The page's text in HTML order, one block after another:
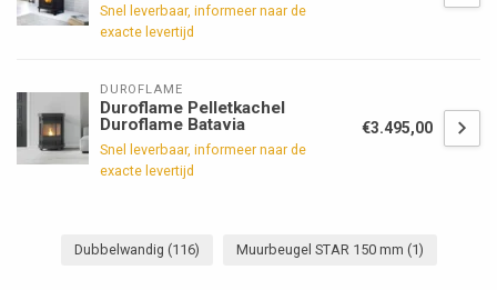
Snel leverbaar, informeer naar de
exacte levertijd
DUROFLAME
Duroflame Pelletkachel
Duroflame Batavia
Snel leverbaar, informeer naar de
exacte levertijd
€3.495,00
Dubbelwandig (116) Muurbeugel STAR 150 mm (1)